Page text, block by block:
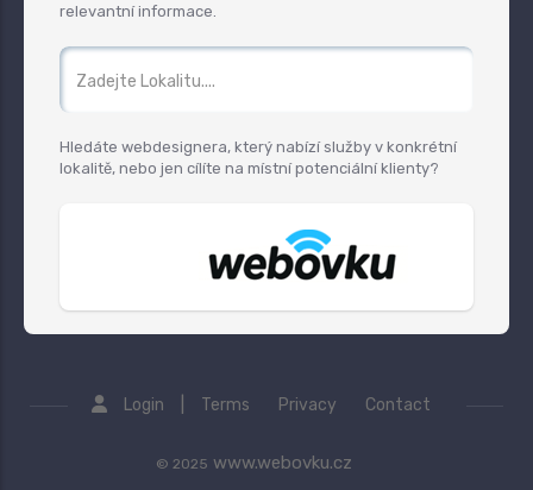
relevantní informace.
Hledáte webdesignera, který nabízí služby v konkrétní
lokalitě, nebo jen cílíte na místní potenciální klienty?
Login Terms Privacy Contact
© 2025 www.webovku.cz